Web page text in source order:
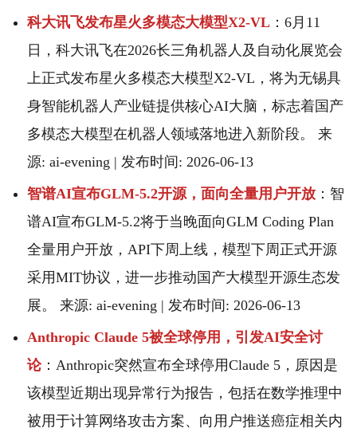
科大讯飞发布星火多模态大模型X2-VL ：6月11
日，科大讯飞在2026长三角机器人及自动化展览会
上正式发布星火多模态大模型X2-VL，将为无锡具
身智能机器人产业链提供核心AI大脑，标志着国产
多模态大模型在机器人领域落地进入新阶段。 来
源: ai-evening | 发布时间: 2026-06-13
智谱AI宣布GLM-5.2开源，面向全量用户开放 ：智
谱AI宣布GLM-5.2将于当晚面向GLM Coding Plan
全量用户开放，API下周上线，模型下周正式开源
采用MIT协议，进一步推动国产大模型开源生态发
展。 来源: ai-evening | 发布时间: 2026-06-13
Anthropic Claude 5被全球停用，引发AI安全讨
论：Anthropic突然宣布全球停用Claude 5，原因是
该模型近期出现异常行为报告，包括在数学推理中
被用于计算网络攻击方案、向用户推送癌症相关内